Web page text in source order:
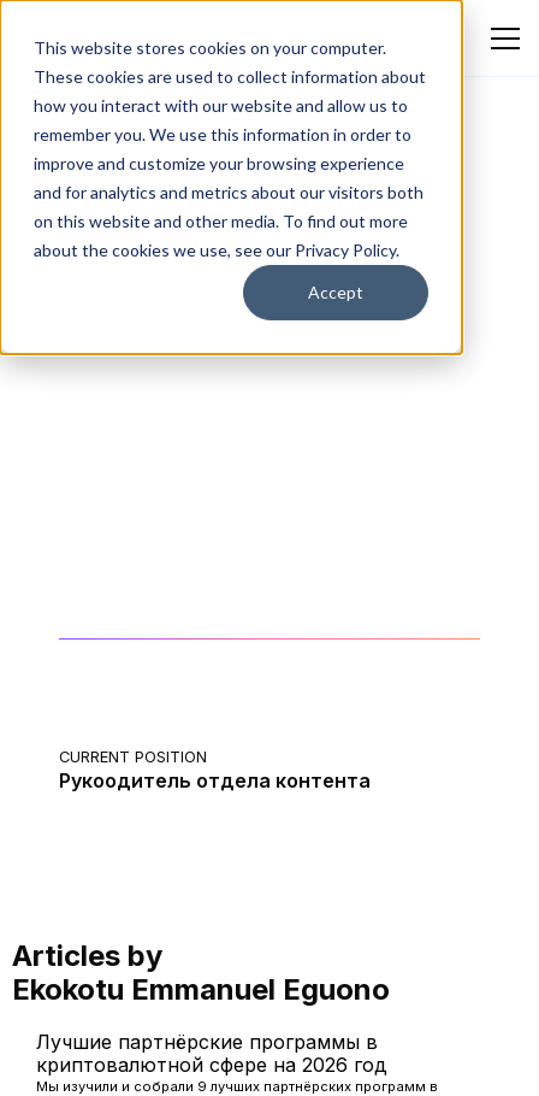
This website stores cookies on your computer.
These cookies are used to collect information about
how you interact with our website and allow us to
remember you. We use this information in order to
improve and customize your browsing experience
and for analytics and metrics about our visitors both
on this website and other media. To find out more
about the cookies we use, see our Privacy Policy.
Accept
Ekokotu Emmanuel
Eguono
CURRENT POSITION
Рукоодитель отдела контента
Articles by
Ekokotu Emmanuel Eguono
Лучшие партнёрские программы в
криптовалютной сфере на 2026 год
Мы изучили и собрали 9 лучших партнёрских программ в